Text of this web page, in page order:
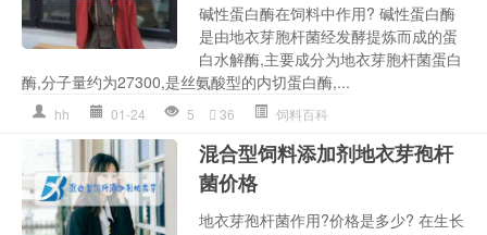
碱性蛋白酶在饲料中作用? 碱性蛋白酶
是由地衣芽胞杆菌经发酵提炼而成的蛋
白水解酶,主要成分为地衣芽胞杆菌蛋白
酶,分子量约为27300,是丝氨酸型的内切蛋白酶,...
hh 01-24 5 36 饲料百科
混合型饲料添加剂地衣芽孢杆
菌价格
地衣芽孢杆菌作用?价格是多少? 在生长